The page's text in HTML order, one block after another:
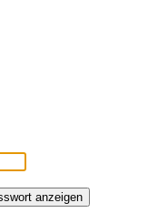
anzeigen